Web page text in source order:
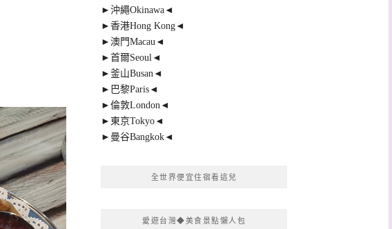
►沖繩Okinawa◄
►香港Hong Kong◄
►澳門Macau◄
►首爾Seoul◄
►釜山Busan◄
►巴黎Paris◄
►倫敦London◄
►東京Tokyo◄
►曼谷Bangkok◄
全世界便宜住宿看這兒
愛遊台灣◆美食景點懶人包